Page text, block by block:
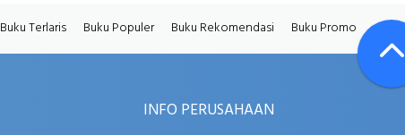
Buku Terlaris Buku Populer Buku Rekomendasi Buku Promo
INFO PERUSAHAAN